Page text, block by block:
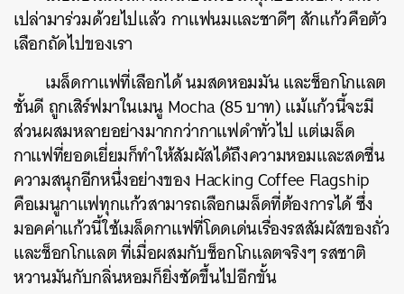
เปล่ามาร่วมด้วยไปแล้ว กาแฟนมและชาดีๆ สักแก้วคือตัว
เลือกถัดไปของเรา
เมล็ดกาแฟที่เลือกได้ นมสดหอมมัน และช็อกโกแลต
ชั้นดี ถูกเสิร์ฟมาในเมนู Mocha (85 บาท) แม้แก้วนี้จะมี
ส่วนผสมหลายอย่างมากกว่ากาแฟดำทั่วไป แต่เมล็ด
กาแฟที่ยอดเยี่ยมก็ทำให้สัมผัสได้ถึงความหอมและสดชื่น
ความสนุกอีกหนึ่งอย่างของ Hacking Coffee Flagship
คือเมนูกาแฟทุกแก้วสามารถเลือกเมล็ดที่ต้องการได้ ซึ่ง
มอคค่าแก้วนี้ใช้เมล็ดกาแฟที่โดดเด่นเรื่องรสสัมผัสของถั่ว
และช็อกโกแลต ที่เมื่อผสมกับช็อกโกแลตจริงๆ รสชาติ
หวานมันกับกลิ่นหอมก็ยิ่งชัดขึ้นไปอีกขั้น
ค้นหา
SHARE